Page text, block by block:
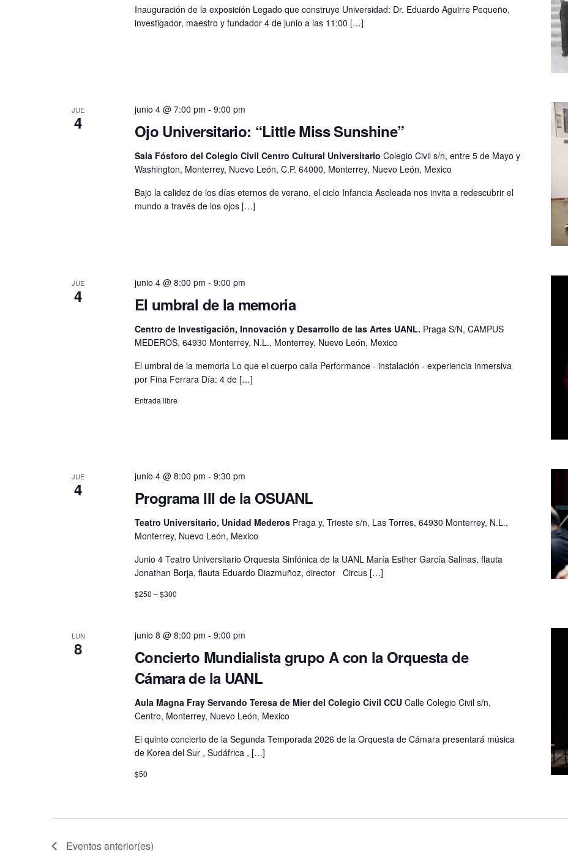
Inauguración de la exposición Legado que construye Universidad: Dr. Eduardo Aguirre Pequeño,
investigador, maestro y fundador 4 de junio a las 11:00 […]
JUE
4 Ojo Universitario: “Little Miss Sunshine”
junio 4 @ 7:00 pm - 9:00 pm
Sala Fósforo del Colegio Civil Centro Cultural Universitario Colegio Civil s/n, entre 5 de Mayo y
Washington, Monterrey, Nuevo León, C.P. 64000, Monterrey, Nuevo León, Mexico
Bajo la calidez de los días eternos de verano, el ciclo Infancia Asoleada nos invita a redescubrir el
mundo a través de los ojos […]
JUE
4 El umbral de la memoria
junio 4 @ 8:00 pm - 9:00 pm
Centro de Investigación, Innovación y Desarrollo de las Artes UANL. Praga S/N, CAMPUS
MEDEROS, 64930 Monterrey, N.L., Monterrey, Nuevo León, Mexico
El umbral de la memoria Lo que el cuerpo calla Performance - instalación - experiencia inmersiva
por Fina Ferrara Día: 4 de […]
Entrada libre
JUE
4 Programa III de la OSUANL
junio 4 @ 8:00 pm - 9:30 pm
Teatro Universitario, Unidad Mederos Praga y, Trieste s/n, Las Torres, 64930 Monterrey, N.L.,
Monterrey, Nuevo León, Mexico
Junio 4 Teatro Universitario Orquesta Sinfónica de la UANL María Esther García Salinas, flauta
Jonathan Borja, flauta Eduardo Diazmuñoz, director Circus […]
$250 – $300
LUN
8
Concierto Mundialista grupo A con la Orquesta de
Cámara de la UANL
junio 8 @ 8:00 pm - 9:00 pm
Aula Magna Fray Servando Teresa de Mier del Colegio Civil CCU Calle Colegio Civil s/n,
Centro, Monterrey, Nuevo León, Mexico
El quinto concierto de la Segunda Temporada 2026 de la Orquesta de Cámara presentará música
de Korea del Sur , Sudáfrica , […]
$50
Eventosanterior(es)